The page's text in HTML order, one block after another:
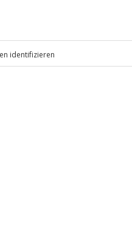
Geschenkbox Besondere
Nächte